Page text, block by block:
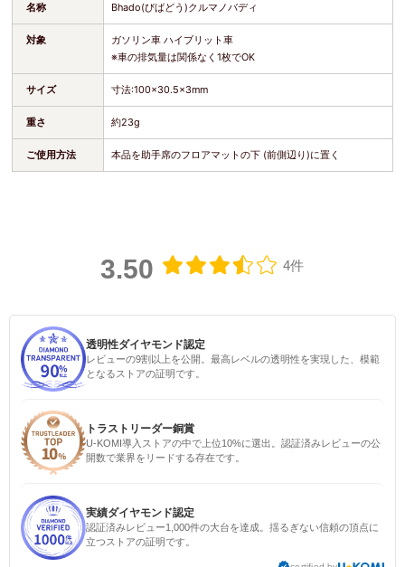
名称 Bhado(びばどう)クルマノバディ
対象
ガソリン車 ハイブリット車
※車の排気量は関係なく1枚でOK
サイズ 寸法:100×30.5×3mm
重さ 約23g
ご使用方法 本品を助手席のフロアマットの下 (前側辺り)に置く
3.50 4件
透明性ダイヤモンド認定
レビューの9割以上を公開。最高レベルの透明性を実現した、模範
となるストアの証明です。
トラストリーダー銅賞
U-KOMI導入ストアの中で上位10%に選出。認証済みレビューの公
開数で業界をリードする存在です。
実績ダイヤモンド認定
認証済みレビュー1,000件の大台を達成。揺るぎない信頼の頂点に
立つストアの証明です。